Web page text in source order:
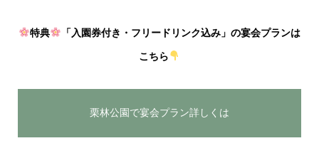
特典 「入園券付き・フリードリンク込み」の宴会プランは
こちら
栗林公園で宴会プラン詳しくは